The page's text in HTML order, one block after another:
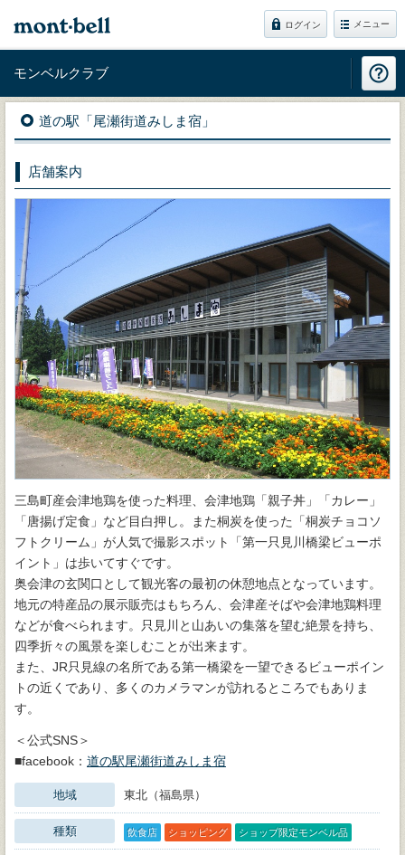
ログイン メニュー
モンベルクラブ
道の駅「尾瀬街道みしま宿」
店舗案内
三島町産会津地鶏を使った料理、会津地鶏「親子丼」「カレー」
「唐揚げ定食」など目白押し。また桐炭を使った「桐炭チョコソ
フトクリーム」が人気で撮影スポット「第一只見川橋梁ビューポ
イント」は歩いてすぐです。
奥会津の玄関口として観光客の最初の休憩地点となっています。
地元の特産品の展示販売はもちろん、会津産そばや会津地鶏料理
などが食べられます。只見川と山あいの集落を望む絶景を持ち、
四季折々の風景を楽しむことが出来ます。
また、JR只見線の名所である第一橋梁を一望できるビューポイン
トの近くであり、多くのカメラマンが訪れるところでもありま
す。
＜公式SNS＞
■facebook： 道の駅尾瀬街道みしま宿
地域 東北（福島県）
種類 飲食店 ショッピング ショップ限定モンベル品